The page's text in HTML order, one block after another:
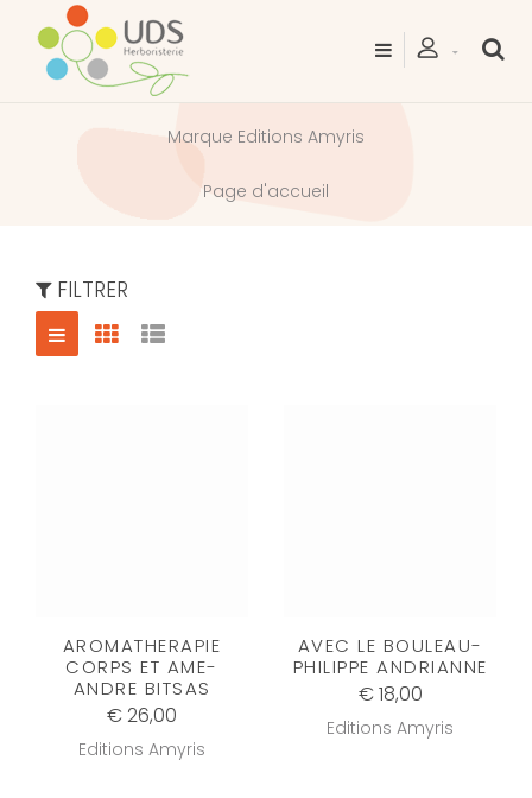
Marque Editions Amyris
Page d'accueil
FILTRER
AROMATHERAPIE
CORPS ET AME-
ANDRE BITSAS
€ 26,00
Editions Amyris
AVEC LE BOULEAU-
PHILIPPE ANDRIANNE
€ 18,00
Editions Amyris